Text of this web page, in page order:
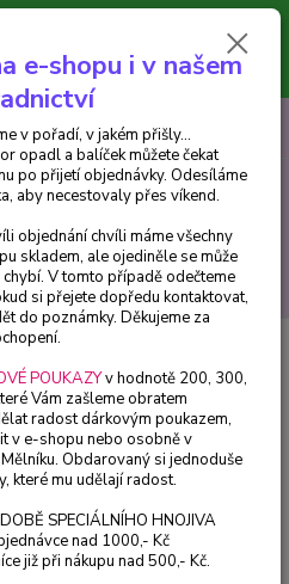
z e-shopu je 300 Kč.
opadl a balíček můžete čekat
po přijetí objednávky. Objednávky
v jakém přišly...
Menu
CZK
Hledat
Nejdražší
e-shopu i v našem
v pořadí, v jakém přišly...
opadl a balíček můžete čekat
po přijetí objednávky. Odesíláme
aby necestovaly přes víkend.
objednání chvíli máme všechny
skladem, ale ojediněle se může
V tomto případě odečteme
si přejete dopředu kontaktovat,
do poznámky. Děkujeme za
POUKAZYv hodnotě 200, 300,
Vám zašleme obratem
radost dárkovým poukazem,
v e-shopu nebo osobně v
Obdarovaný si jednoduše
které mu udělají radost.
SPECIÁLNÍHO HNOJIVA
nad 1000,- Kč
již při nákupu nad 500,- Kč.